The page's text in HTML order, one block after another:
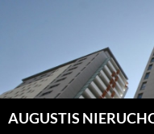
AUGUSTIS